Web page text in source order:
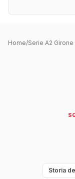
Home/Serie A2 Girone
Storia